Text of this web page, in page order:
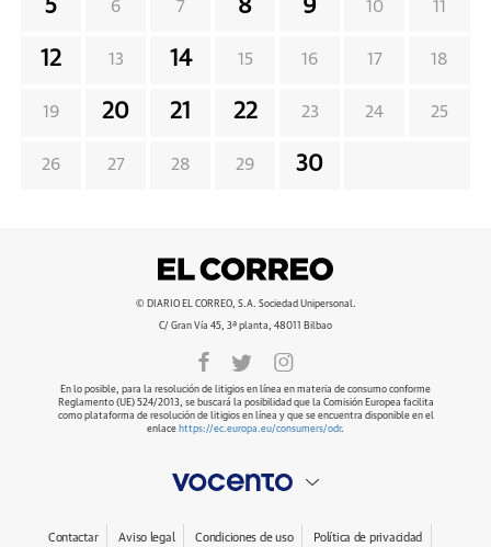
5 6 7 8 9 10 11
12 13 14 15 16 17 18
19 20 21 22 23 24 25
26 27 28 29 30
© DIARIO EL CORREO, S.A. Sociedad Unipersonal.
C/ Gran Vía 45, 3ª planta, 48011 Bilbao
En lo posible, para la resolución de litigios en línea en materia de consumo conforme
Reglamento (UE) 524/2013, se buscará la posibilidad que la Comisión Europea facilita
como plataforma de resolución de litigios en línea y que se encuentra disponible en el
enlace https://ec.europa.eu/consumers/odr.
Contactar Aviso legal Condiciones de uso Política de privacidad